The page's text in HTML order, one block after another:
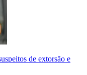
de extorsão e